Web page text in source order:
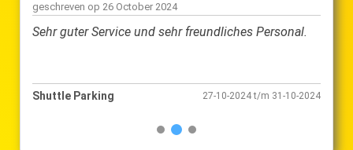
geschreven op 26 October 2024
Sehr guter Service und sehr freundliches Personal.
Shuttle Parking 27-10-2024 t/m 31-10-2024